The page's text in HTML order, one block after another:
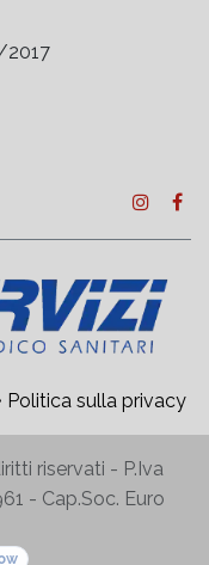
2017
Politica sulla privacy
riservati - P.Iva
- Cap.Soc. Euro